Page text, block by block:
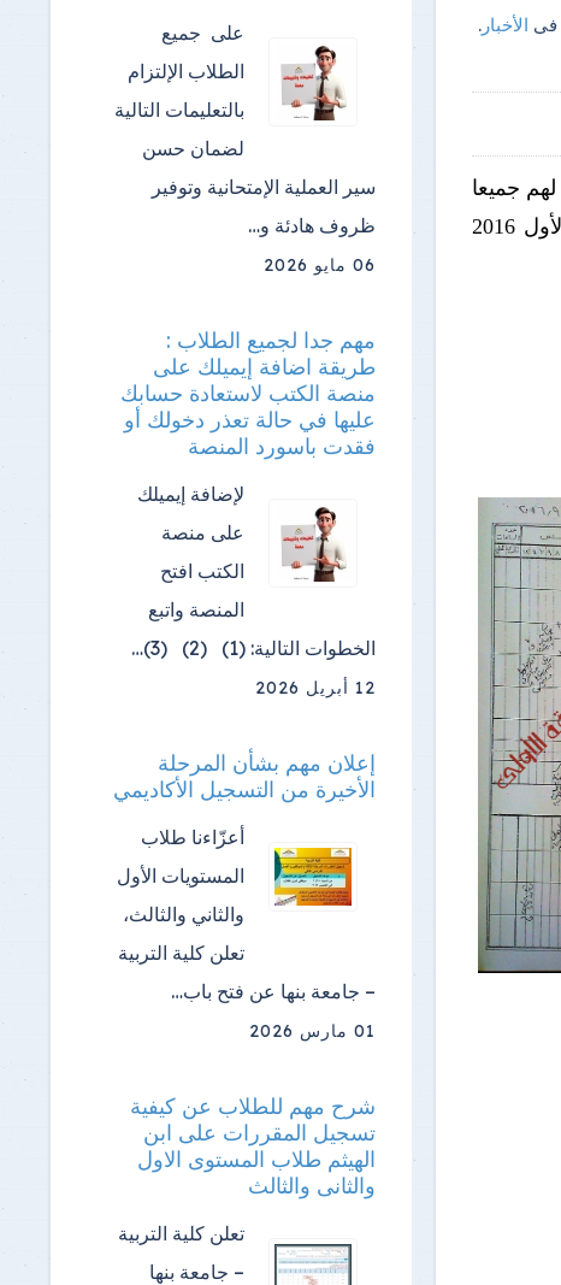
فى الأخبار .
الجديد 2016 /2017 متمنيين لهم جميعا
التوفيق والنجاح، ونقدم لهم جداول المحاضرات للفصل الدراسي الأول 2016
على جميع
الطلاب الإلتزام
بالتعليمات التالية
لضمان حسن
سير العملية الإمتحانية وتوفير
ظروف هادئة و…
06 مايو 2026
مهم جدا لجميع الطلاب :
طريقة اضافة إيميلك على
منصة الكتب لاستعادة حسابك
عليها في حالة تعذر دخولك أو
فقدت باسورد المنصة
لإضافة إيميلك
على منصة
الكتب افتح
المنصة واتبع
الخطوات التالية: (1) (2) (3)…
12 أبريل 2026
إعلان مهم بشأن المرحلة
الأخيرة من التسجيل الأكاديمي
أعزّاءنا طلاب
المستويات الأول
والثاني والثالث،
تعلن كلية التربية
– جامعة بنها عن فتح باب…
01 مارس 2026
شرح مهم للطلاب عن كيفية
تسجيل المقررات على ابن
الهيثم طلاب المستوى الاول
والثانى والثالث
تعلن كلية التربية
– جامعة بنها